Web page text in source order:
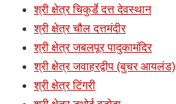
श्री क्षेत्र चिकुर्डे दत्त देवस्थान
श्री क्षेत्र चौल दत्तमंदीर
श्री क्षेत्र जबलपूर पादुकामंदिर
श्री क्षेत्र जवाहरद्वीप (बुचर आयलंड)
श्री क्षेत्र टिंगरी